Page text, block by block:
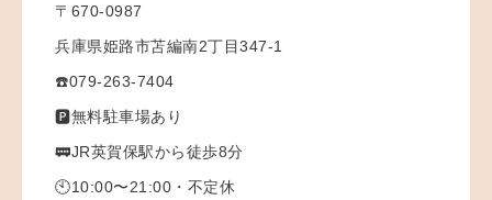
〒670-0987
兵庫県姫路市苫編南2丁目347-1
☎️079-263-7404
🅿️無料駐車場あり
🚃JR英賀保駅から徒歩8分
🕙10:00〜21:00・不定休